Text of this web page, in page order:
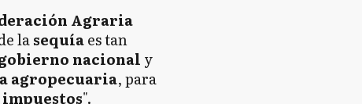
Agraria
lasequíaes tan
nacional y
agropecuaria, para
".